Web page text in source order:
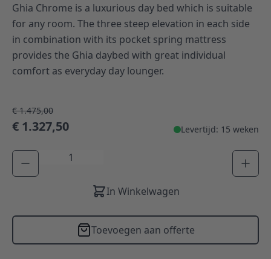
Ghia Chrome is a luxurious day bed which is suitable
for any room. The three steep elevation in each side
in combination with its pocket spring mattress
provides the Ghia daybed with great individual
comfort as everyday day lounger.
€ 1.475,00
€ 1.327,50 Levertijd: 15 weken
Aantal
In Winkelwagen
Toevoegen aan offerte